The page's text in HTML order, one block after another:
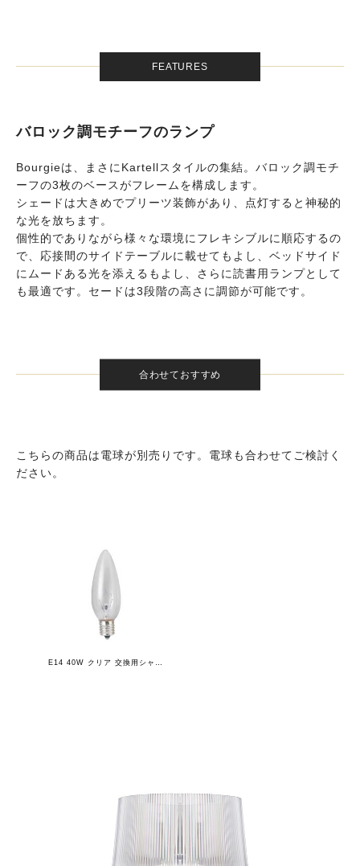
FEATURES
バロック調モチーフのランプ
Bourgieは、まさにKartellスタイルの集結。バロック調モチ
ーフの3枚のベースがフレームを構成します。
シェードは大きめでプリーツ装飾があり、点灯すると神秘的
な光を放ちます。
個性的でありながら様々な環境にフレキシブルに順応するの
で、応接間のサイドテーブルに載せてもよし、ベッドサイド
にムードある光を添えるもよし、さらに読書用ランプとして
も最適です。セードは3段階の高さに調節が可能です。
合わせておすすめ
こちらの商品は電球が別売りです。電球も合わせてご検討く
ださい。
E14 40W クリア 交換用シャンデリア球 3個セット